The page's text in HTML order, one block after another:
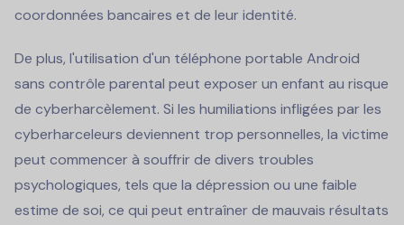
coordonnées bancaires et de leur identité.
De plus, l'utilisation d'un téléphone portable Android
sans contrôle parental peut exposer un enfant au risque
de cyberharcèlement. Si les humiliations infligées par les
cyberharceleurs deviennent trop personnelles, la victime
peut commencer à souffrir de divers troubles
psychologiques, tels que la dépression ou une faible
estime de soi, ce qui peut entraîner de mauvais résultats